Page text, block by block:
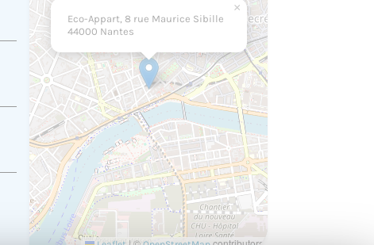
Eco-Appart, 8 rue Maurice Sibille
44000 Nantes
×